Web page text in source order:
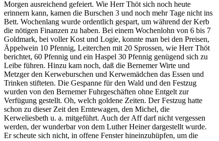
Morgen ausreichend gefeiert. Wie Herr Thöt sich noch heute
erinnern kann, kamen die Burschen 3 und noch mehr Tage nicht ins
Bett. Wochenlang wurde ordentlich gespart, um während der Kerb
die nötigen Finanzen zu haben. Bei einem Wochenlohn von 6 bis 7
Goldmark, bei voller Kost und Logie, konnte man bei den Preisen,
Äppelwein 10 Pfennig, Leiterchen mit 20 Sprossen, wie Herr Thöt
berichtet, 60 Pfennig und ein Haspel 30 Pfennig genügend sich zu
Leibe führen. Hinzu kam noch, daß die Bernemer Wirte und
Metzger den Kerweburschen und Kerwemädchen das Essen und
Trinken stifteten. Die Gespanne für den Wald und den Festzug
wurden von den Bernemer Fuhrgeschäften ohne Entgelt zur
Verfügung gestellt. Oh, welch goldene Zeiten. Der Festzug hatte
schon zu dieser Zeit den Erntewagen, den Michel, die
Kerweliesbeth u. a. mitgeführt. Auch der Aff darf nicht vergessen
werden, der wunderbar von dem Luther Heiner dargestellt wurde.
Er scheute sich nicht, in offene Fenster hineinzuhüpfen, um die